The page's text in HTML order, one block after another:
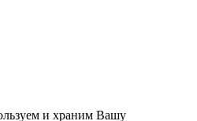
и храним Вашу